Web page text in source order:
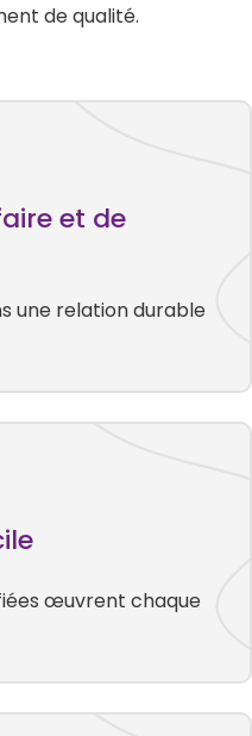
de qualité.
et de
une relation durable
œuvrent chaque